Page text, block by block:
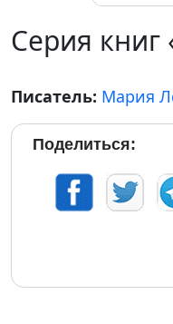
Серия книг
Писатель: Мария
Поделиться: